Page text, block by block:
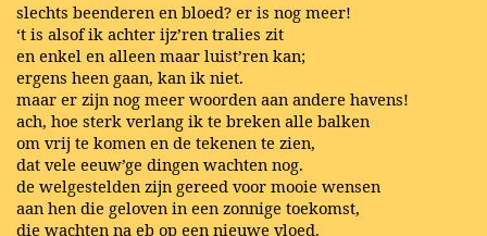
slechts beenderen en bloed? er is nog meer!
‘t is alsof ik achter ijz’ren tralies zit
en enkel en alleen maar luist’ren kan;
ergens heen gaan, kan ik niet.
maar er zijn nog meer woorden aan andere havens!
ach, hoe sterk verlang ik te breken alle balken
om vrij te komen en de tekenen te zien,
dat vele eeuw’ge dingen wachten nog.
de welgestelden zijn gereed voor mooie wensen
aan hen die geloven in een zonnige toekomst,
die wachten na eb op een nieuwe vloed.